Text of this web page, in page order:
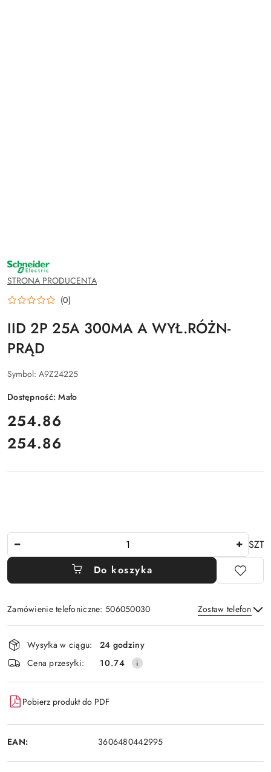
NAZWA
PRODUCENTA:
SCHNEIDER
ELECTRIC
STRONA PRODUCENTA
(0)
IID 2P 25A 300MA A WYŁ.RÓŻN-
PRĄD
Symbol: A9Z24225
Dostępność:Mało
cena:
254.86
Cena:
254.86
SZT
Do koszyka
Zamówienie telefoniczne: 506050030 Zostaw telefon
Wyślij
Dostępność
i
dostawa
Wysyłka w ciągu:
24 godziny
Cena przesyłki:
10.74
Pobierz produkt do PDF
EAN: 3606480442995